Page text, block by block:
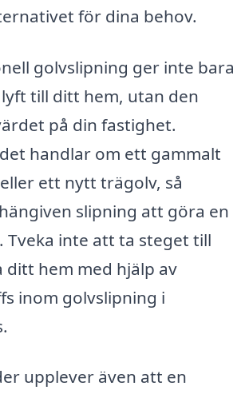
för dina behov.
golvslipning ger inte bara
till ditt hem, utan den
på din fastighet.
handlar om ett gammalt
ett nytt trägolv, så
slipning att göra en
Tveka inte att ta steget till
hem med hjälp av
inom golvslipning i
upplever även att en